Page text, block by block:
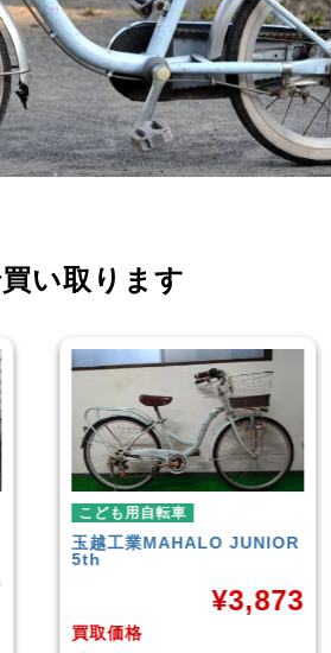
い取ります
こども用自転車
GIANTESCAPE JR
買取価格
¥9,961